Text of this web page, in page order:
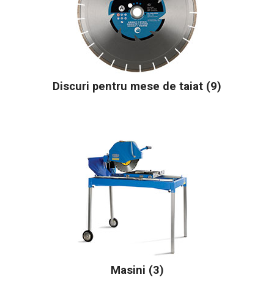
Discuri pentru mese de taiat (9)
Masini (3)